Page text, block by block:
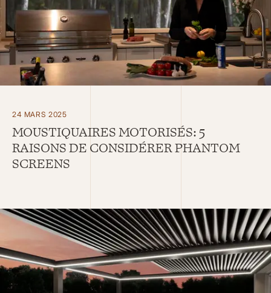
24 MARS 2025
MOUSTIQUAIRES MOTORISÉS: 5
RAISONS DE CONSIDÉRER PHANTOM
SCREENS